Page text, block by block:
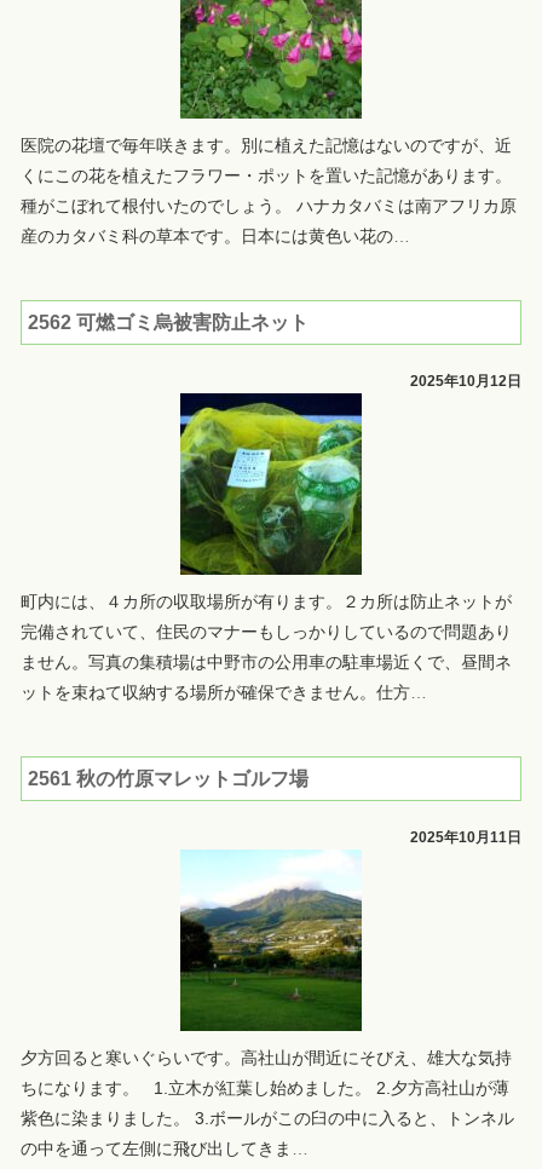
医院の花壇で毎年咲きます。別に植えた記憶はないのですが、近
くにこの花を植えたフラワー・ポットを置いた記憶があります。
種がこぼれて根付いたのでしょう。 ハナカタバミは南アフリカ原
産のカタバミ科の草本です。日本には黄色い花の…
2562 可燃ゴミ烏被害防止ネット
2025年10月12日
町内には、４カ所の収取場所が有ります。２カ所は防止ネットが
完備されていて、住民のマナーもしっかりしているので問題あり
ません。写真の集積場は中野市の公用車の駐車場近くで、昼間ネ
ットを束ねて収納する場所が確保できません。仕方…
2561 秋の竹原マレットゴルフ場
2025年10月11日
夕方回ると寒いぐらいです。高社山が間近にそびえ、雄大な気持
ちになります。 1.立木が紅葉し始めました。 2.夕方高社山が薄
紫色に染まりました。 3.ボールがこの臼の中に入ると、トンネル
の中を通って左側に飛び出してきま …